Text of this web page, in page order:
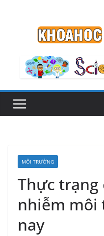
MÔI TRƯỜNG
Thực trạng
nhiễm môi
nay